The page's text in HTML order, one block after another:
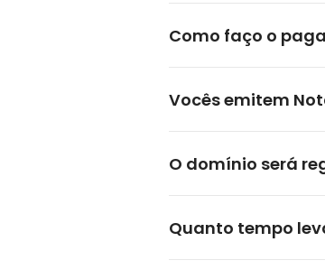
Como faço o
Vocês emitem
O domínio será
Quanto tempo